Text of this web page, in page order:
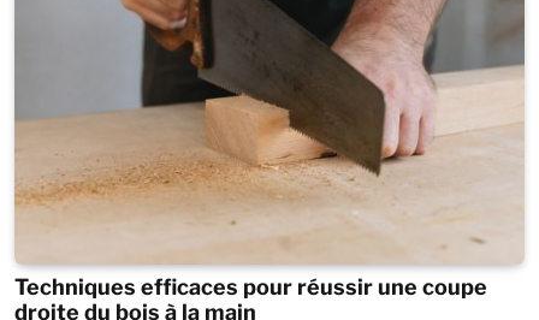
Techniques efficaces pour réussir une coupe
droite du bois à la main